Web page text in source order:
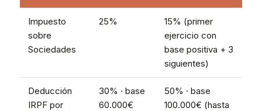
Impuesto
sobre
Sociedades
25%
15% (primer
ejercicio con
base positiva + 3
siguientes)
Deducción
IRPF por
30% · base
60.000€
50% · base
100.000€ (hasta